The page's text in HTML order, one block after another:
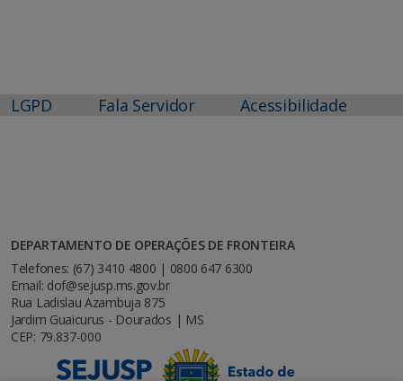
LGPD Fala Servidor Acessibilidade
DEPARTAMENTO DE OPERAÇÕES DE FRONTEIRA
Telefones: (67) 3410 4800 | 0800 647 6300
Email: dof@sejusp.ms.gov.br
Rua Ladislau Azambuja 875
Jardim Guaicurus - Dourados | MS
CEP: 79.837-000